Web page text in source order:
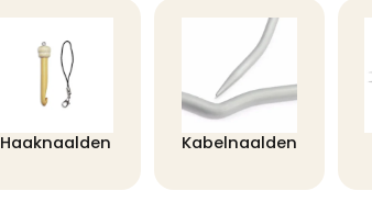
Haaknaalden Kabelnaalden